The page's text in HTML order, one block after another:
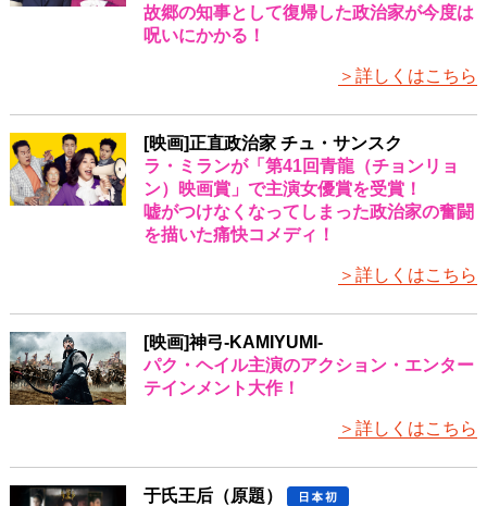
故郷の知事として復帰した政治家が今度は
呪いにかかる！
＞詳しくはこちら
[映画]正直政治家 チュ・サンスク
ラ・ミランが「第41回青龍（チョンリョ
ン）映画賞」で主演女優賞を受賞！
嘘がつけなくなってしまった政治家の奮闘
を描いた痛快コメディ！
＞詳しくはこちら
[映画]神弓-KAMIYUMI-
パク・ヘイル主演のアクション・エンター
テインメント大作！
＞詳しくはこちら
于氏王后（原題）